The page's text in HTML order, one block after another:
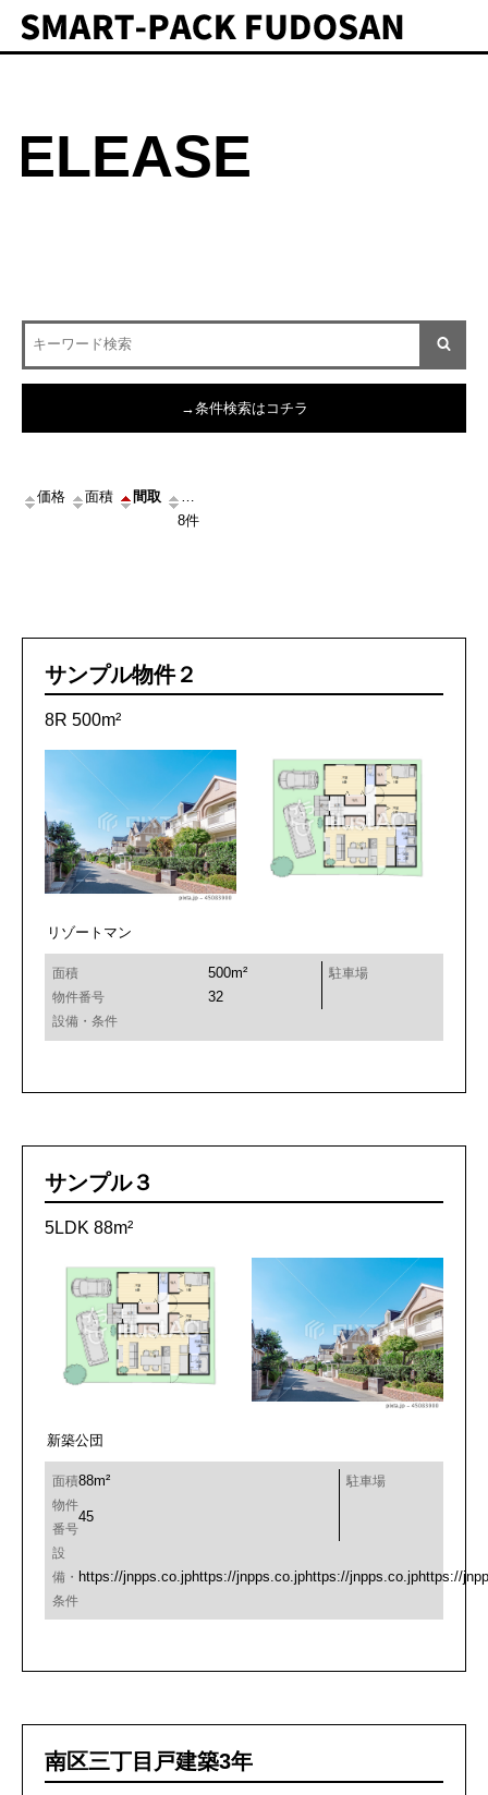
→条件検索はコチラ
価格 面積 間取 住所
8件
サンプル物件２
8R 500m²
リゾートマン
面積 500m²
駐車場
物件番号
32
設備・条件
サンプル３
5LDK 88m²
新築公団
面積88m²
駐車場
物件
番号
45
設
備・
条件
https://jnpps.co.jphttps://jnpps.co.jphttps://jnpps.co.jphttps://
南区三丁目戸建築3年